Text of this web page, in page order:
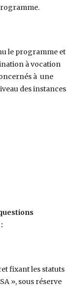
le programme et
à vocation
à une
des instances
fixant les statuts
», sous réserve